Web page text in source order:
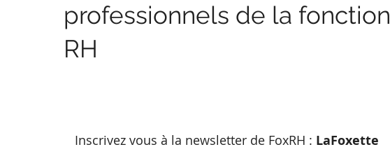
professionnels de la fonction
RH
Inscrivez vous à la newsletter de FoxRH : LaFoxette